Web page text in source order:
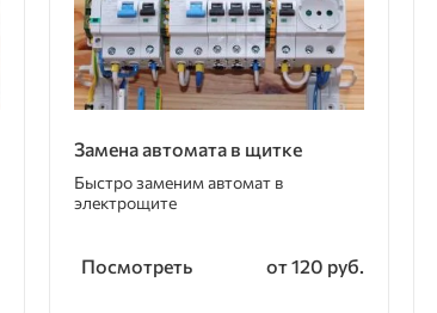
Замена автомата в щитке
Быстро заменим автомат в
электрощите
Посмотреть от 120 руб.